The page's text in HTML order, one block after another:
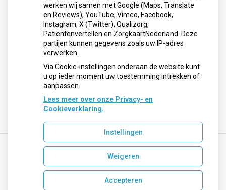
Maandag:
08:00 - 17:30 uur
08:00 - 17:30 uur
Woensdag:
08:00 - 17:30 uur
Donderdag:
08:00 - 17:30 uur
08:00 - 17:30 uur
Uw Zorg Online |Beheer
recepten@apotheekmaar.nl
Cookie-instellingen
werken wij samen met Google (Maps, Translate
en Reviews), YouTube, Vimeo, Facebook,
Instagram, X (Twitter), Qualizorg,
Patiëntenvertellen en ZorgkaartNederland. Deze
partijen kunnen gegevens zoals uw IP-adres
verwerken.
Via Cookie-instellingen onderaan de website kunt
u op ieder moment uw toestemming intrekken of
aanpassen.
Lees meer over onze Privacy- en
Cookieverklaring.
Instellingen
Weigeren
Accepteren